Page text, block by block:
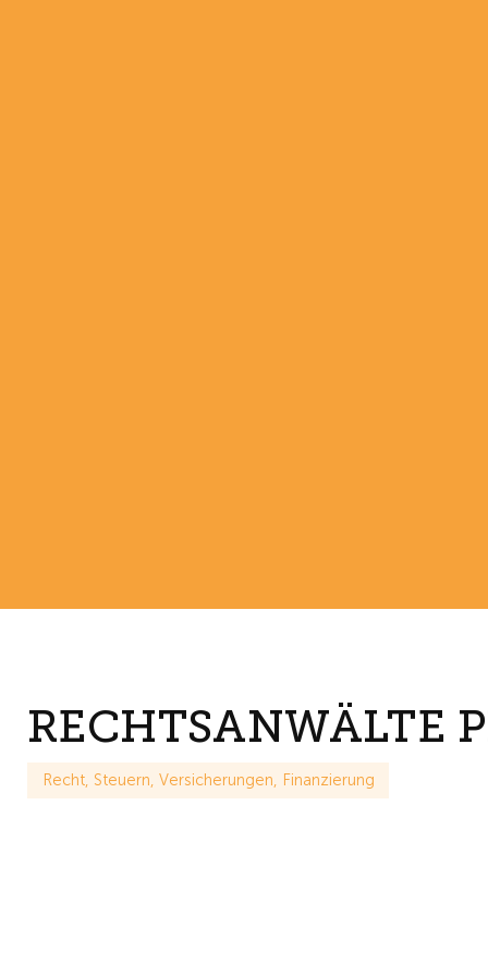
RECHTSANWÄLTE
Recht, Steuern, Versicherungen, Finanzierung